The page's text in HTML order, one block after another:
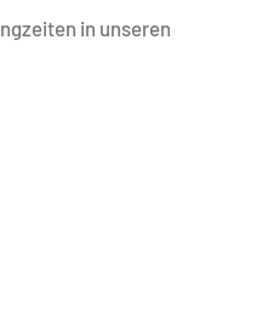
in unseren